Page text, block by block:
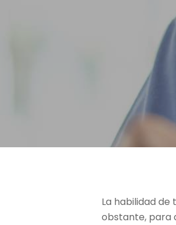
La habilidad
obstante, para